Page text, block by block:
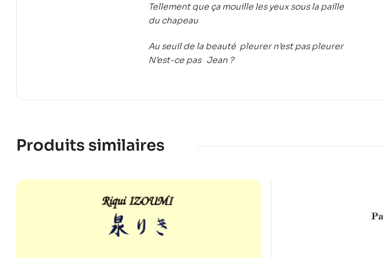
Tellement que ça mouille les yeux sous la paille
du chapeau
Au seuil de la beauté pleurer n’est pas pleurer
N’est-ce pas Jean ?
Produits similaires